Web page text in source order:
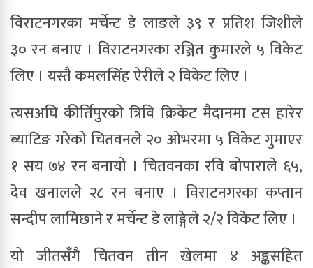
विराटनगरका मर्चेन्ट डे लाङले ३९ र प्रतिश जिशीले
३० रन बनाए । विराटनगरका रञ्जित कुमारले ५ विकेट
लिए । यस्तै कमलसिंह ऐरीले २ विकेट लिए ।
त्यसअघि कीर्तिपुरको त्रिवि क्रिकेट मैदानमा टस हारेर
ब्याटिङ गरेको चितवनले २० ओभरमा ५ विकेट गुमाएर
१ सय ७४ रन बनायो । चितवनका रवि बोपाराले ६५,
देव खनालले २८ रन बनाए । विराटनगरका कप्तान
सन्दीप लामिछाने र मर्चेन्ट डे लाङ्गेले २/२ विकेट लिए ।
यो जीतसँगै चितवन तीन खेलमा ४ अङ्कसहित